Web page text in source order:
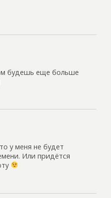
будешь еще больше
у меня не будет
Или придётся